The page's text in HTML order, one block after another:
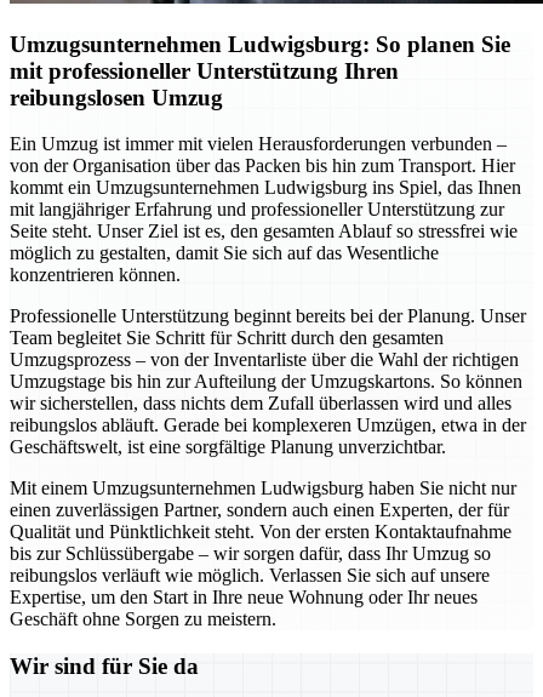
Umzugsunternehmen Ludwigsburg: So planen Sie
mit professioneller Unterstützung Ihren
reibungslosen Umzug
Ein Umzug ist immer mit vielen Herausforderungen verbunden –
von der Organisation über das Packen bis hin zum Transport. Hier
kommt ein Umzugsunternehmen Ludwigsburg ins Spiel, das Ihnen
mit langjähriger Erfahrung und professioneller Unterstützung zur
Seite steht. Unser Ziel ist es, den gesamten Ablauf so stressfrei wie
möglich zu gestalten, damit Sie sich auf das Wesentliche
konzentrieren können.
Professionelle Unterstützung beginnt bereits bei der Planung. Unser
Team begleitet Sie Schritt für Schritt durch den gesamten
Umzugsprozess – von der Inventarliste über die Wahl der richtigen
Umzugstage bis hin zur Aufteilung der Umzugskartons. So können
wir sicherstellen, dass nichts dem Zufall überlassen wird und alles
reibungslos abläuft. Gerade bei komplexeren Umzügen, etwa in der
Geschäftswelt, ist eine sorgfältige Planung unverzichtbar.
Mit einem Umzugsunternehmen Ludwigsburg haben Sie nicht nur
einen zuverlässigen Partner, sondern auch einen Experten, der für
Qualität und Pünktlichkeit steht. Von der ersten Kontaktaufnahme
bis zur Schlüssübergabe – wir sorgen dafür, dass Ihr Umzug so
reibungslos verläuft wie möglich. Verlassen Sie sich auf unsere
Expertise, um den Start in Ihre neue Wohnung oder Ihr neues
Geschäft ohne Sorgen zu meistern.
Wir sind für Sie da